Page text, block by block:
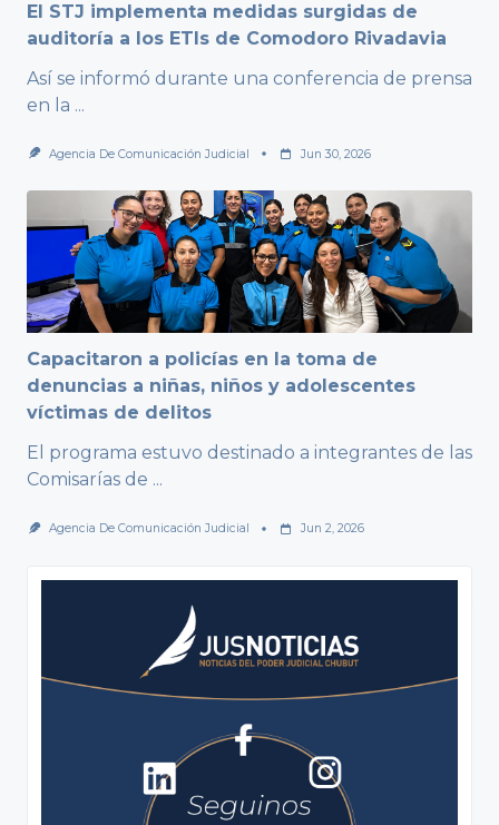
El STJ implementa medidas surgidas de
auditoría a los ETIs de Comodoro Rivadavia
Así se informó durante una conferencia de prensa
en la ...
Agencia De Comunicación Judicial Jun 30, 2026
Capacitaron a policías en la toma de
denuncias a niñas, niños y adolescentes
víctimas de delitos
El programa estuvo destinado a integrantes de las
Comisarías de ...
Agencia De Comunicación Judicial Jun 2, 2026